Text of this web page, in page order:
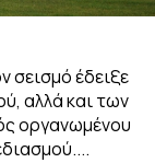
σεισμό έδειξε
αλλά και των
οργανωμένου